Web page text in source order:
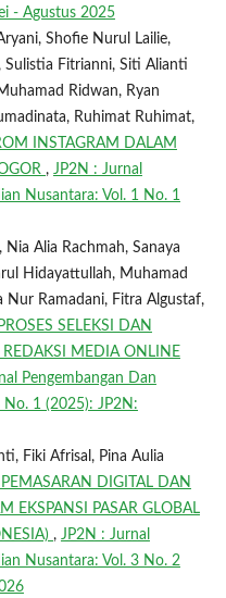
- Agustus 2025
Shofie Nurul Lailie,
Fitrianni, Siti Alianti
Ridwan, Ryan
Ruhimat Ruhimat,
INSTAGRAM DALAM
, JP2N : Jurnal
Nusantara: Vol. 1 No. 1
Alia Rachmah, Sanaya
Hidayattullah, Muhamad
Nur Ramadani, Fitra Algustaf,
PROSES SELEKSI DAN
MEDIA ONLINE
Pengembangan Dan
No. 1 (2025): JP2N:
Fiki Afrisal, Pina Aulia
DIGITAL DAN
EKSPANSI PASAR GLOBAL
, JP2N : Jurnal
Nusantara: Vol. 3 No. 2